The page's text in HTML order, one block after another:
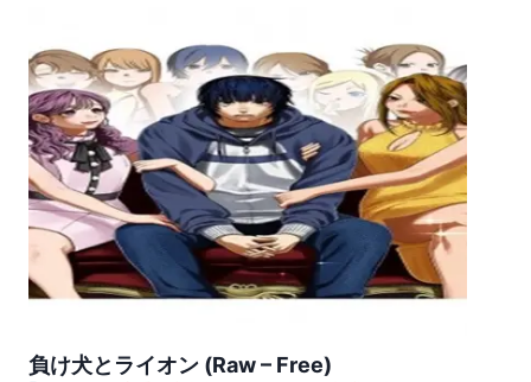
ワンピース (Raw – Free) 【第1130話】
ワンピース (Raw – Free) 【第1129話】
ワンピース (Raw – Free) 【第1128話】
ワンピース (Raw – Free) 【第1127話】
ワンピース (Raw – Free) 【第1126話】
ワンピース (Raw – Free) 【第1125話】
ワンピース (Raw – Free) 【第1123話】
負け犬とライオン (Raw – Free)